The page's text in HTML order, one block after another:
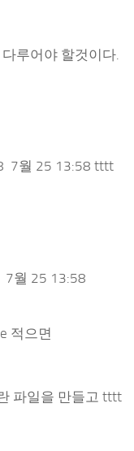
루어야 할것이다.
월 25 13:58 tttt
25 13:58
적으면
파일을 만들고 tttt